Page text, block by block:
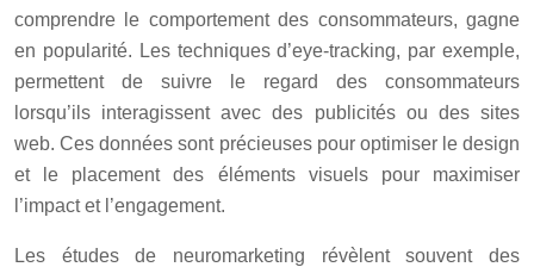
comprendre le comportement des consommateurs, gagne
en popularité. Les techniques d’eye-tracking, par exemple,
permettent de suivre le regard des consommateurs
lorsqu’ils interagissent avec des publicités ou des sites
web. Ces données sont précieuses pour optimiser le design
et le placement des éléments visuels pour maximiser
l’impact et l’engagement.
Les études de neuromarketing révèlent souvent des